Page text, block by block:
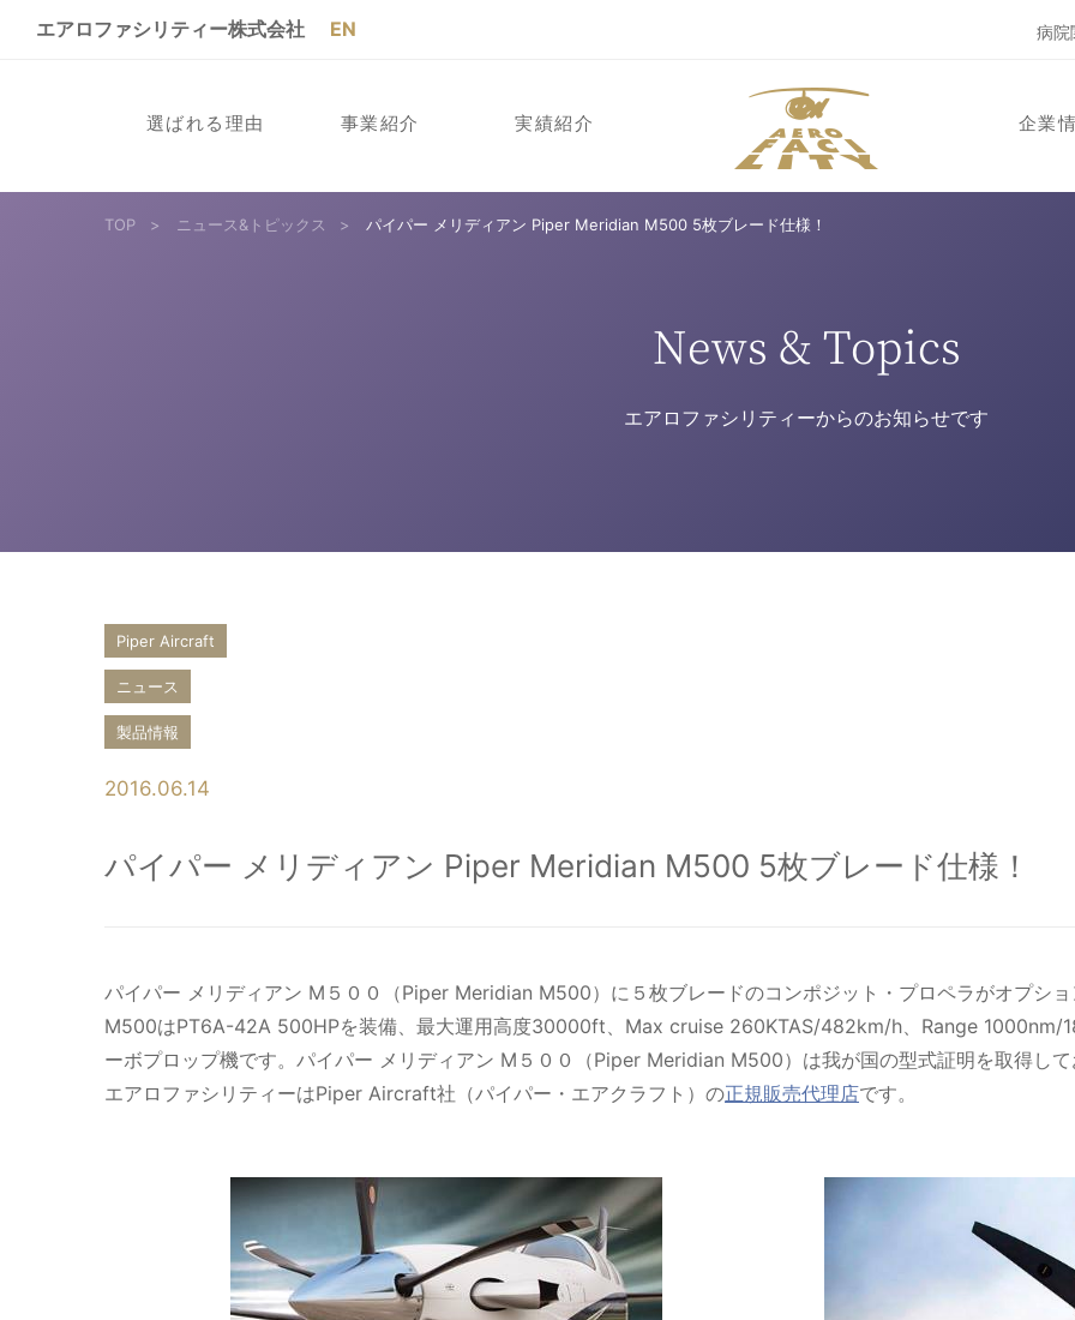
エアロファシリティー株式会社 EN 病院
選ばれる理由 事業紹介 実績紹介 企業
TOP > ニュース&トピックス > パイパー メリディアン Piper Meridian M500 5枚ブレード仕様！
News & Topics
エアロファシリティーからのお知らせです
Piper Aircraft
ニュース
製品情報
2016.06.14
パイパー メリディアン Piper Meridian M500 5枚ブレード仕様！
パイパー メリディアン M５００（Piper Meridian M500）に５枚ブレードのコンポジット・プロペラがオプシ
M500はPT6A-42A 500HPを装備、最大運用高度30000ft、Max cruise 260KTAS/482km/h、Range 1000nm/
ーボプロップ機です。パイパー メリディアン M５００（Piper Meridian M500）は我が国の型式証明を取得し
エアロファシリティーはPiper Aircraft社（パイパー・エアクラフト）の正規販売代理店です。